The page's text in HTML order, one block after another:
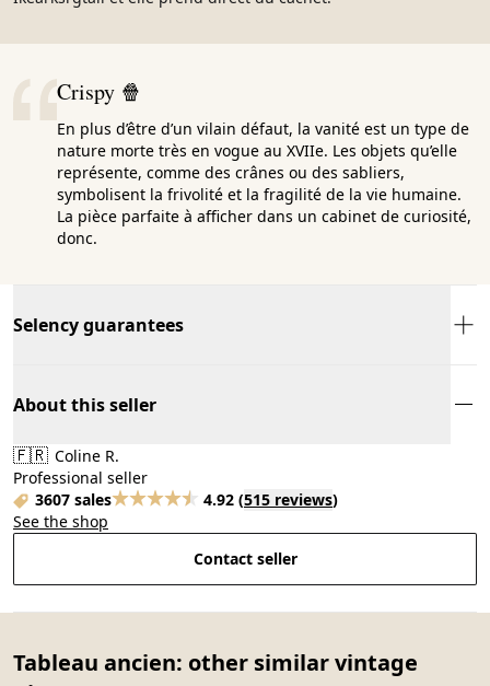
Crispy 🍿
En plus d’être d’un vilain défaut, la vanité est un type de
nature morte très en vogue au XVIIe. Les objets qu’elle
représente, comme des crânes ou des sabliers,
symbolisent la frivolité et la fragilité de la vie humaine.
La pièce parfaite à afficher dans un cabinet de curiosité,
donc.
Selency guarantees
About this seller
🇫🇷 Coline R.
Professional seller
3607 sales
4.92 (515 reviews)
See the shop
Contact seller
Tableau ancien: other similar vintage